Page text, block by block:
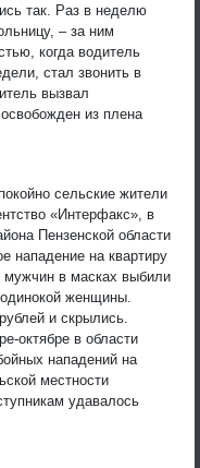
так. Раз в неделю
– за ним
когда водитель
стал звонить в
вызвал
из плена
сельские жители
«Интерфакс», в
Пензенской области
нападение на квартиру
мужчин в масках выбили
женщины.
и скрылись.
октябре в области
нападений на
местности
удавалось